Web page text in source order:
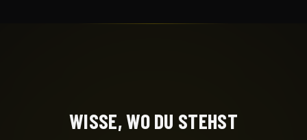
WISSE, WO DU STEHST